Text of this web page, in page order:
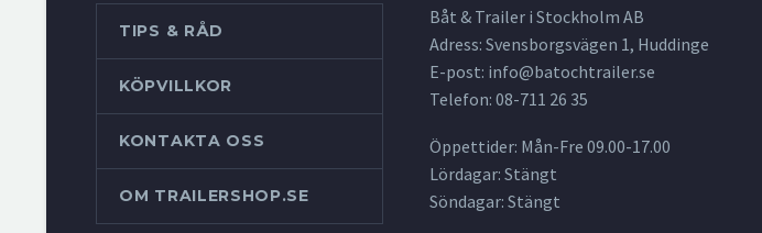
TIPS & RÅD
KÖPVILLKOR
KONTAKTA OSS
OM TRAILERSHOP.SE
Båt & Trailer i Stockholm AB
Adress: Svensborgsvägen 1, Huddinge
E-post: info@batochtrailer.se
Telefon: 08-711 26 35
Öppettider: Mån-Fre 09.00-17.00
Lördagar: Stängt
Söndagar: Stängt